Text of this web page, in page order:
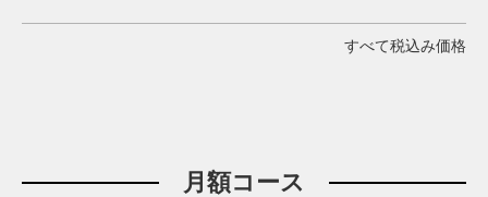
由
すべて税込み価格
月額コース